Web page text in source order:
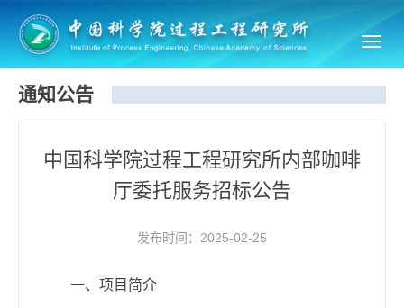
通知公告
中国科学院过程工程研究所内部咖啡
厅委托服务招标公告
发布时间：2025-02-25
一、项目简介